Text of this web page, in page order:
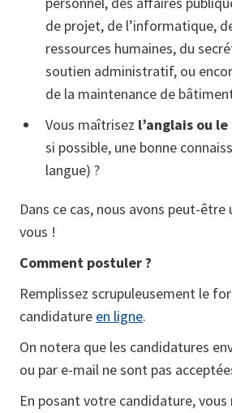
de projet, de l’informatique,
ressources humaines, du
soutien administratif, ou
de la maintenance de
Vous maîtrisez l’anglais ou
si possible, une bonne
langue) ?
Dans ce cas, nous avons peut-
vous !
Comment postuler ?
Remplissez scrupuleusement le
candidature en ligne.
On notera que les candidatures
ou par e-mail ne sont pas
En posant votre candidature, vous